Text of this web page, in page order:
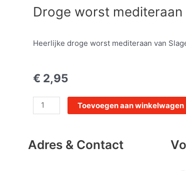
Droge worst mediteraan
Heerlijke droge worst mediteraan van
€ 2,95
Droge
worst
Toevoegen aan winkelwagen
Adres & Contact